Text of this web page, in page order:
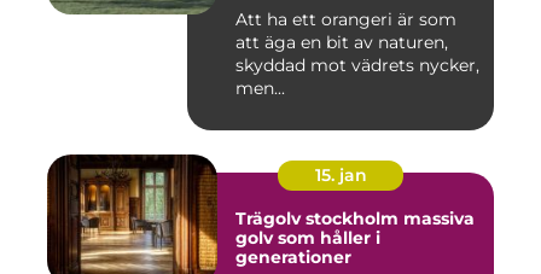
Att ha ett orangeri är som
att äga en bit av naturen,
skyddad mot vädrets nycker,
men...
15. jan
Trägolv stockholm massiva
golv som håller i
generationer